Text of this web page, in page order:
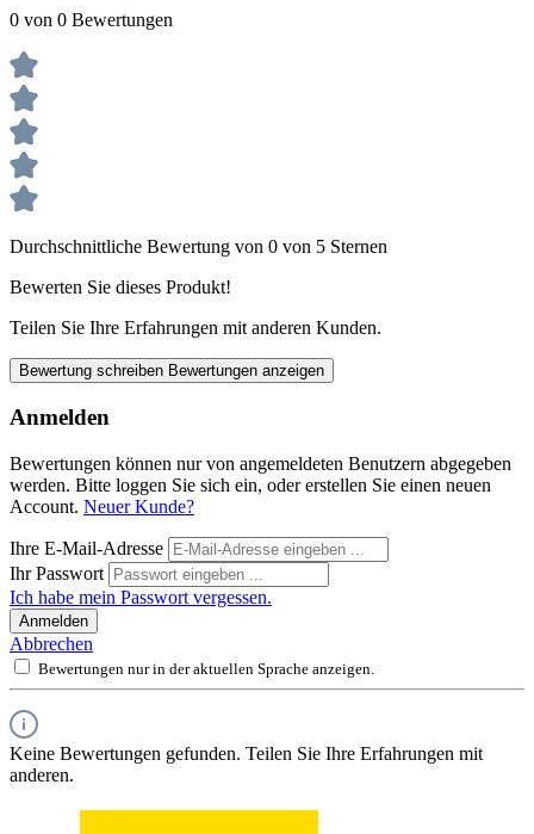
0 von 0 Bewertungen
Durchschnittliche Bewertung von 0 von 5 Sternen
Bewerten Sie dieses Produkt!
Teilen Sie Ihre Erfahrungen mit anderen Kunden.
Bewertung schreiben Bewertungen anzeigen
Anmelden
Bewertungen können nur von angemeldeten Benutzern abgegeben
werden. Bitte loggen Sie sich ein, oder erstellen Sie einen neuen
Account. Neuer Kunde?
Ihre E-Mail-Adresse
Ihr Passwort
Ich habe mein Passwort vergessen.
Anmelden
Abbrechen
Bewertungen nur in der aktuellen Sprache anzeigen.
Keine Bewertungen gefunden. Teilen Sie Ihre Erfahrungen mit
anderen.